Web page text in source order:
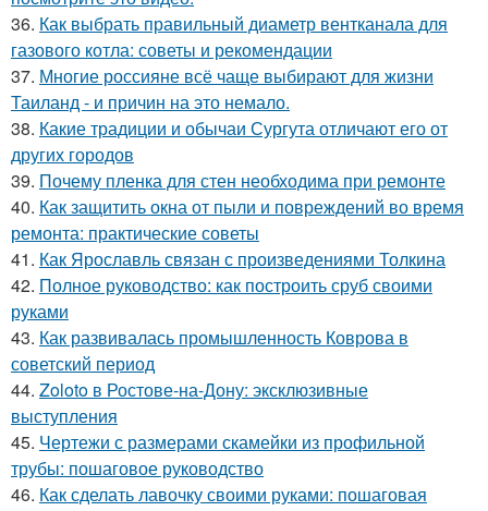
36. Как выбрать правильный диаметр вентканала для
газового котла: советы и рекомендации
37. Многие россияне всё чаще выбирают для жизни
Таиланд - и причин на это немало.
38. Какие традиции и обычаи Сургута отличают его от
других городов
39. Почему пленка для стен необходима при ремонте
40. Как защитить окна от пыли и повреждений во время
ремонта: практические советы
41. Как Ярославль связан с произведениями Толкина
42. Полное руководство: как построить сруб своими
руками
43. Как развивалась промышленность Коврова в
советский период
44. Zoloto в Ростове-на-Дону: эксклюзивные
выступления
45. Чертежи с размерами скамейки из профильной
трубы: пошаговое руководство
46. Как сделать лавочку своими руками: пошаговая